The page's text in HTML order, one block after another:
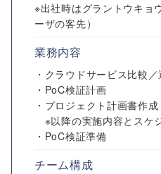
※出社時はグラントウキョ
ーザの客先）
業務内容
・クラウドサービス比較／
・PoC検証計画
・プロジェクト計画書作
※以降の実施内容とスケ
・PoC検証準備
チーム構成